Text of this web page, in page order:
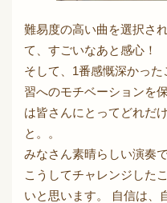
難易度の高い曲を選択さ
て、すごいなあと感心！
そして、1番感慨深かっ
習へのモチベーションを
は皆さんにとってどれだ
と。。
みなさん素晴らしい演奏
こうしてチャレンジした
いと思います。 自信は、